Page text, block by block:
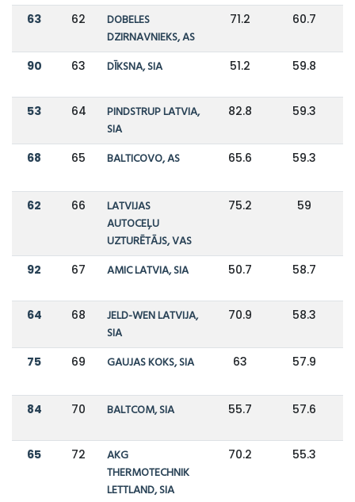
63 62
DOBELES
DZIRNAVNIEKS, AS
71.2 60.7
90 63 DĪKSNA, SIA 51.2 59.8
53 64
PINDSTRUP LATVIA,
SIA
82.8 59.3
68 65 BALTICOVO, AS 65.6 59.3
62 66
LATVIJAS
AUTOCEĻU
UZTURĒTĀJS, VAS
75.2 59
92 67 AMIC LATVIA, SIA 50.7 58.7
64 68
JELD-WEN LATVIJA,
SIA
70.9 58.3
75 69 GAUJAS KOKS, SIA 63 57.9
84 70 BALTCOM, SIA 55.7 57.6
65 72
AKG
THERMOTECHNIK
LETTLAND, SIA
70.2 55.3